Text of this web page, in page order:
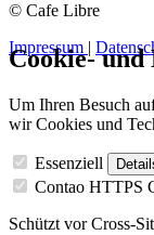
© Cafe Libre
Impressum |
Cookie- und
Um Ihren Besuch
wir Cookies und
Essenziell
Contao HTTPS
Schützt vor Cross-